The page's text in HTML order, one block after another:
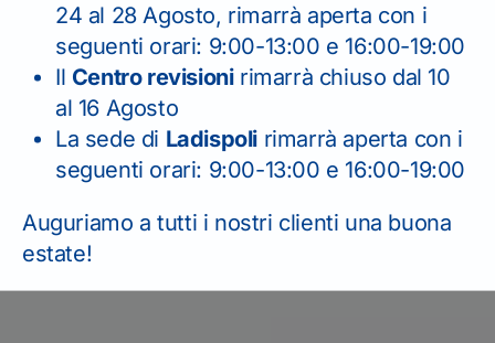
perché no, pure la giusta simpatia, per imparare a
guidare con responsabilità.
Sei un neopatentato e non ti senti ancora pienamente
sicuro alla guida?
Ti sei trovato bene con noi e vuoi suggerire la nostra
B?
24 al 28 Agosto, rimarrà aperta con i
seguenti orari: 9:00-13:00 e 16:00-19:00
Il Centro revisionirimarrà chiuso dal 10
al 16 Agosto
La sede di Ladispoli rimarrà aperta con i
seguenti orari: 9:00-13:00 e 16:00-19:00
Auguriamo a tutti i nostri clienti una buona
estate!